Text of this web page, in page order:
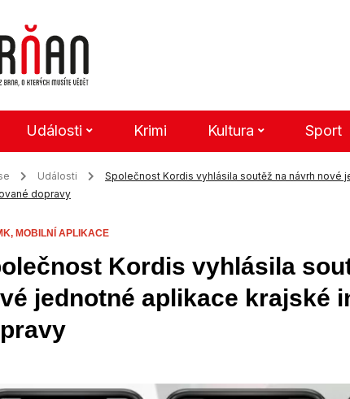
Události Krimi Kultura Sport
Události
Společnost Kordis vyhlásila soutěž na návrh nové
dopravy
MOBILNÍ APLIKACE
Kordis vyhlásila
jednotné aplikace krajské